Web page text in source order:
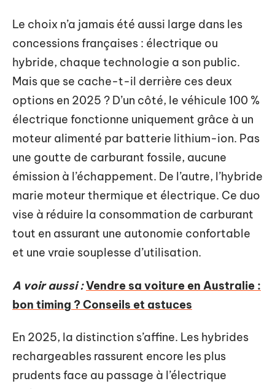
Le choix n’a jamais été aussi large dans les
concessions françaises : électrique ou
hybride, chaque technologie a son public.
Mais que se cache-t-il derrière ces deux
options en 2025 ? D’un côté, le véhicule 100 %
électrique fonctionne uniquement grâce à un
moteur alimenté par batterie lithium-ion. Pas
une goutte de carburant fossile, aucune
émission à l’échappement. De l’autre, l’hybride
marie moteur thermique et électrique. Ce duo
vise à réduire la consommation de carburant
tout en assurant une autonomie confortable
et une vraie souplesse d’utilisation.
A voir aussi :Vendre sa voiture en Australie :
bon timing ? Conseils et astuces
En 2025, la distinction s’affine. Les hybrides
rechargeables rassurent encore les plus
prudents face au passage à l’électrique